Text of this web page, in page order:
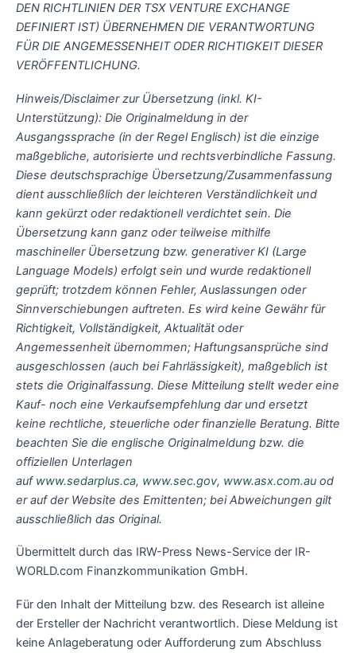
DEN RICHTLINIEN DER TSX VENTURE EXCHANGE
DEFINIERT IST) ÜBERNEHMEN DIE VERANTWORTUNG
FÜR DIE ANGEMESSENHEIT ODER RICHTIGKEIT DIESER
VERÖFFENTLICHUNG.
Hinweis/Disclaimer zur Übersetzung (inkl. KI-
Unterstützung): Die Originalmeldung in der
Ausgangssprache (in der Regel Englisch) ist die einzige
maßgebliche, autorisierte und rechtsverbindliche Fassung.
Diese deutschsprachige Übersetzung/Zusammenfassung
dient ausschließlich der leichteren Verständlichkeit und
kann gekürzt oder redaktionell verdichtet sein. Die
Übersetzung kann ganz oder teilweise mithilfe
maschineller Übersetzung bzw. generativer KI (Large
Language Models) erfolgt sein und wurde redaktionell
geprüft; trotzdem können Fehler, Auslassungen oder
Sinnverschiebungen auftreten. Es wird keine Gewähr für
Richtigkeit, Vollständigkeit, Aktualität oder
Angemessenheit übernommen; Haftungsansprüche sind
ausgeschlossen (auch bei Fahrlässigkeit), maßgeblich ist
stets die Originalfassung. Diese Mitteilung stellt weder eine
Kauf- noch eine Verkaufsempfehlung dar und ersetzt
keine rechtliche, steuerliche oder finanzielle Beratung. Bitte
beachten Sie die englische Originalmeldung bzw. die
offiziellen Unterlagen
auf www.sedarplus.ca, www.sec.gov, www.asx.com.au od
er auf der Website des Emittenten; bei Abweichungen gilt
ausschließlich das Original.
Übermittelt durch das IRW-Press News-Service der IR-
WORLD.com Finanzkommunikation GmbH.
Für den Inhalt der Mitteilung bzw. des Research ist alleine
der Ersteller der Nachricht verantwortlich. Diese Meldung ist
keine Anlageberatung oder Aufforderung zum Abschluss